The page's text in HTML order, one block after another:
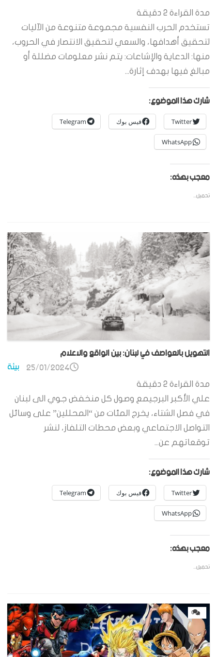
مدة القراءة 2 دقيقة
تستخدم الحرب النفسية مجموعة متنوعة من الآليات
لتحقيق أهدافها، والسعي لتحقيق الانتصار في الحروب،
منها: الدعاية والإشاعات: يتم نشر معلومات مضللة أو
مبالغ فيها بهدف إثارة...
شارك هذا الموضوع:
Twitter فيس بوك Telegram
WhatsApp
معجب بهذه:
تحميل...
التهويل بالعواصف في لبنان: بين الواقع والاعلام
بيئة 25/01/2024
مدة القراءة 2 دقيقة
علي الأكبر البرجيمع وصول كل منخفض جوي الى لبنان
في فصل الشتاء، يخرج المئات من “المحللين” على وسائل
التواصل الاجتماعي وبعض محطات التلفاز، لنشر
توقعاتهم عن...
شارك هذا الموضوع:
Twitter فيس بوك Telegram
WhatsApp
معجب بهذه:
تحميل...
0